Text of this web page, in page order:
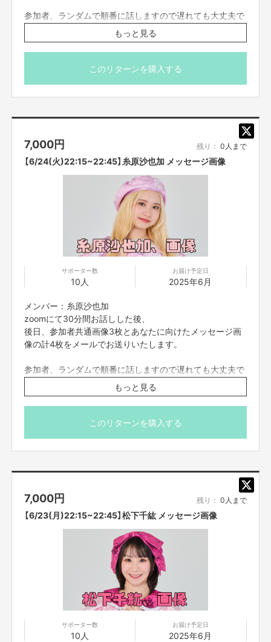
別にご記入いただいたメールアドレスへお送りいたします。お知らせした時
間を厳守して下さい。遅れると参加できなくなります。
・コンプライアンスの観点から、録画させていただいております。
・不適切と考えられる言動があった場合、強制的に退出をお願いする場合が
暴力団関係企業、総会屋等、社
並びにこ
れらの構成員等を指します。以下、同様とします。）
に該当せず、また、
れら反社会的勢力との間で社会的に非難されるべき関係を有していないこと
を保証します。
プロジェクト実施前及び実施中に上記に反する事態が発生した場合
でもプロジェクトの実行を中止することができ、
・二次利用の目的や、有料イベントやPR目的での配信イベント・
・参加する権利の転売や譲渡は禁止とさせていただきます。
のみが参加できます。
【販売責任者】
【所在地】
大阪府大阪市中央区難波千日前11-6
【お問合せ先】
お問い合わせは下記のURLのメッセージからご連絡ください。
https://cf.fany.lol/users/message/view/38899
【返品期限】
不良品、発送品間違いの場合は無料で交換させていただきます。到着日から
をお受け出来ない場合がございます。※サポーターのご都合によるキャンセ
【返品送料】
参加者、ランダムで順番に話しますので遅れても大丈夫で
す。
zoomの入室は終了時間の5分前までとさせていただきま
す。それ以降に入室された方は案内できない場合もござい
ますので予めご了承くださいませ。
もっと見る
このリターンを購入する
7,000円 残り： 0人まで
【6/24(火)22:15~22:45】糸原沙也加 メッセージ画像
サポーター数
10人
お届け予定日
2025年6月
メンバー：糸原沙也加
zoomにて30分間お話しした後、
後日、参加者共通画像3枚とあなたに向けたメッセージ画
像の計4枚をメールでお送りいたします。
参加者、ランダムで順番に話しますので遅れても大丈夫で
す。
zoomの入室は終了時間の5分前までとさせていただきま
す。それ以降に入室された方は案内できない場合もござい
ますので予めご了承くださいませ。
もっと見る
このリターンを購入する
7,000円 残り： 0人まで
【6/23(月)22:15~22:45】松下千紘 メッセージ画像
サポーター数
10人
お届け予定日
2025年6月